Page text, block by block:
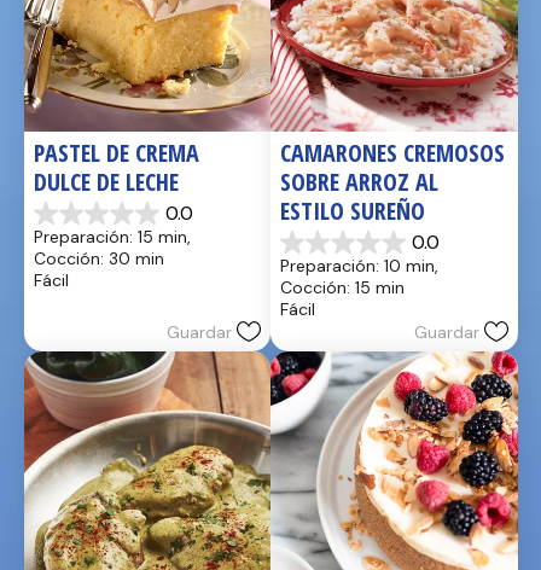
PASTEL DE CREMA
DULCE DE LECHE
0.0
0.0
de
5
estrellas.
Preparación: 15 min,
Cocción: 30 min
Fácil
Guardar
CAMARONES CREMOSOS
SOBRE ARROZ AL
ESTILO SUREÑO
0.0
0.0
de
5
estrellas.
Preparación: 10 min,
Cocción: 15 min
Fácil
Guardar